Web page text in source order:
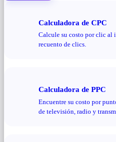
Calculadora de CPC
Calcule su costo por clic al
recuento de clics.
Calculadora de PPC
Encuentre su costo por
de televisión, radio y